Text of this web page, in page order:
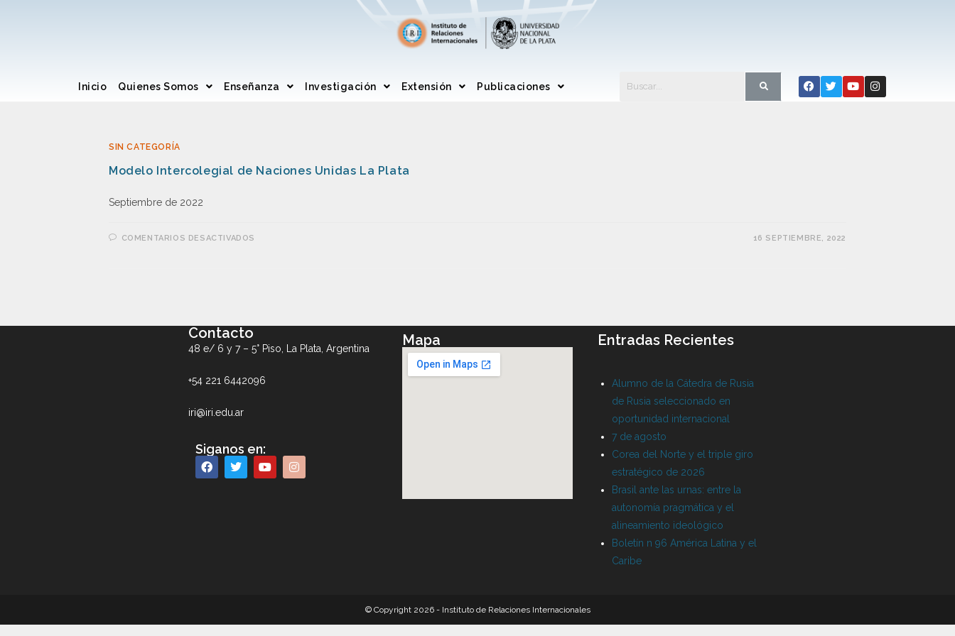
Inicio Quienes Somos Enseñanza Investigación Extensión Publicaciones
SIN CATEGORÍA
Modelo Intercolegial de Naciones Unidas La Plata
Septiembre de 2022
COMENTARIOS DESACTIVADOS 16 SEPTIEMBRE, 2022
Contacto
48 e/ 6 y 7 – 5° Piso, La Plata, Argentina
+54 221 6442096
iri@iri.edu.ar
Siganos en:
Mapa Entradas Recientes
Alumno de la Cátedra de Rusia
de Rusia seleccionado en
oportunidad internacional
7 de agosto
Corea del Norte y el triple giro
estratégico de 2026
Brasil ante las urnas: entre la
autonomía pragmática y el
alineamiento ideológico
Boletín n 96 América Latina y el
Caribe
© Copyright 2026 - Instituto de Relaciones Internacionales